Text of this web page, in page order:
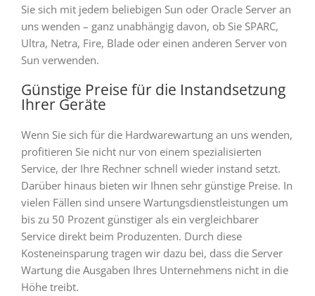
Sie sich mit jedem beliebigen Sun oder Oracle Server an
uns wenden – ganz unabhängig davon, ob Sie SPARC,
Ultra, Netra, Fire, Blade oder einen anderen Server von
Sun verwenden.
Günstige Preise für die Instandsetzung
Ihrer Geräte
Wenn Sie sich für die Hardwarewartung an uns wenden,
profitieren Sie nicht nur von einem spezialisierten
Service, der Ihre Rechner schnell wieder instand setzt.
Darüber hinaus bieten wir Ihnen sehr günstige Preise. In
vielen Fällen sind unsere Wartungsdienstleistungen um
bis zu 50 Prozent günstiger als ein vergleichbarer
Service direkt beim Produzenten. Durch diese
Kosteneinsparung tragen wir dazu bei, dass die Server
Wartung die Ausgaben Ihres Unternehmens nicht in die
Höhe treibt.